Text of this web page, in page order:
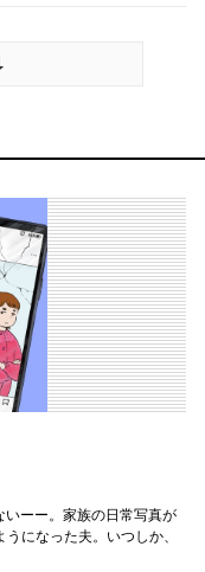
いーー。家族の日常写真が
になった夫。いつしか、